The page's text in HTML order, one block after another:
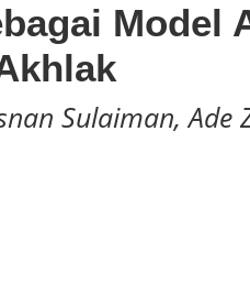
Model
Sulaiman, Ade